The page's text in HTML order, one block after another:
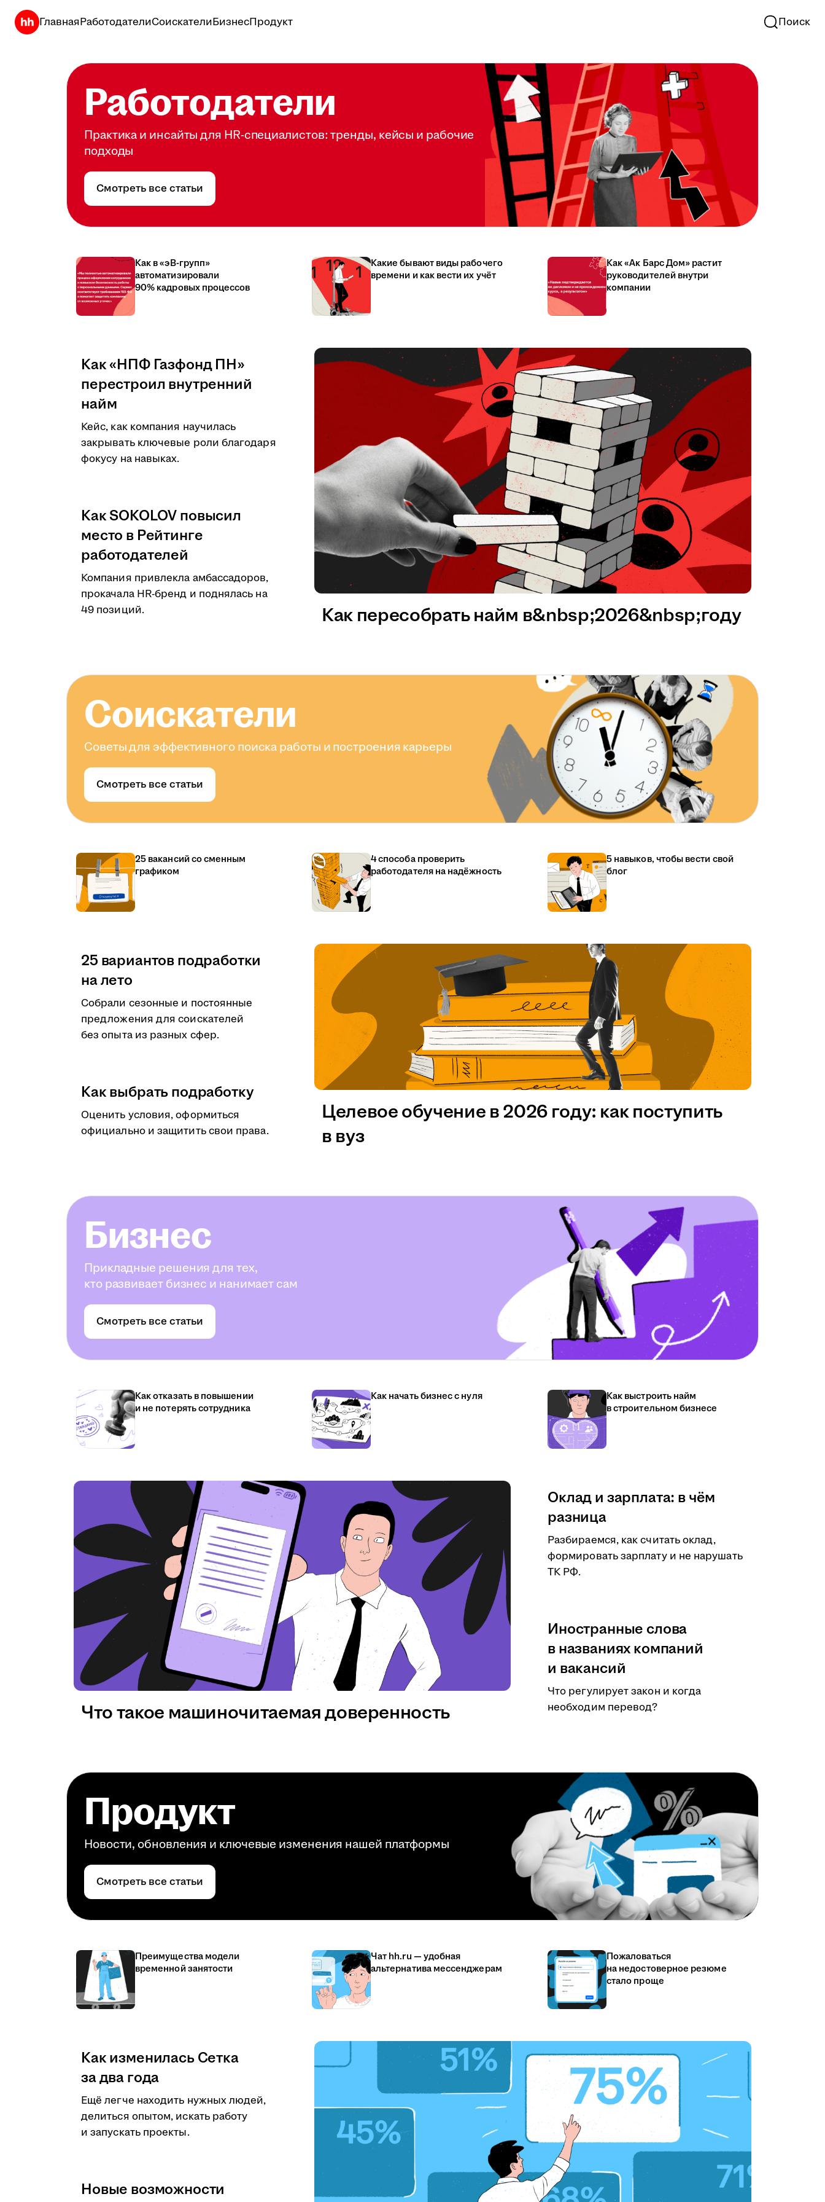
ГлавнаяРаботодателиСоискателиБизнесПродукт Поиск
Работодатели
Практика и инсайты для HR-специалистов: тренды, кейсы и рабочие
подходы
Смотреть все статьи
Как в «эВ-групп»
автоматизировали
90% кадровых процессов
Какие бывают виды рабочего
времени и как вести их учёт
Как «Ак Барс Дом» растит
руководителей внутри
компании
Как «НПФ Газфонд ПН»
перестроил внутренний
найм
Кейс, как компания научилась
закрывать ключевые роли благодаря
фокусу на навыках.
Как SOKOLOV повысил
место в Рейтинге
работодателей
Компания привлекла амбассадоров,
прокачала HR-бренд и поднялась на
49 позиций.
Как пересобрать найм в&nbsp;2026&nbsp;году
Соискатели
Советы для эффективного поиска работы и построения карьеры
Смотреть все статьи
25 вакансий со сменным
графиком
4 способа проверить
работодателя на надёжность
5 навыков, чтобы вести свой
блог
25 вариантов подработки
на лето
Собрали сезонные и постоянные
предложения для соискателей
без опыта из разных сфер.
Как выбрать подработку
Оценить условия, оформиться
официально и защитить свои права.
Целевое обучение в 2026 году: как поступить
в вуз
Бизнес
Прикладные решения для тех,
кто развивает бизнес и нанимает сам
Смотреть все статьи
Как отказать в повышении
и не потерять сотрудника
Как начать бизнес с нуля
Как выстроить найм
в строительном бизнесе
Оклад и зарплата: в чём
разница
Разбираемся, как считать оклад,
формировать зарплату и не нарушать
ТК РФ.
Иностранные слова
в названиях компаний
и вакансий
Что регулирует закон и когда
необходим перевод?
Что такое машиночитаемая доверенность
Продукт
Новости, обновления и ключевые изменения нашей платформы
Смотреть все статьи
Преимущества модели
временной занятости
Чат hh.ru — удобная
альтернатива мессенджерам
Пожаловаться
на недостоверное резюме
стало проще
Как изменилась Сетка
за два года
Ещё легче находить нужных людей,
делиться опытом, искать работу
и запускать проекты.
Новые возможности